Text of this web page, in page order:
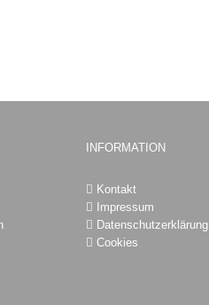
INFORMATION
Kontakt
Impressum
Datenschutzerklärung
Cookies